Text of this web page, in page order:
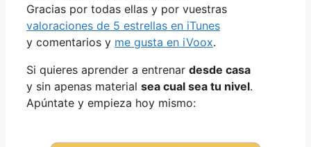
Gracias por todas ellas y por vuestras
valoraciones de 5 estrellas en iTunes
y comentarios y me gusta en iVoox.
Si quieres aprender a entrenar desde casa
y sin apenas material sea cual sea tu nivel.
Apúntate y empieza hoy mismo: